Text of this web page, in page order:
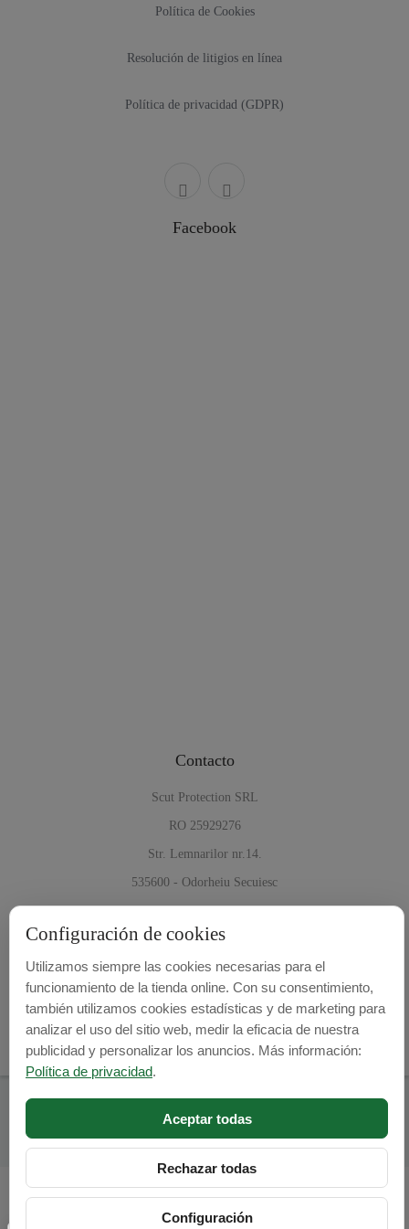
Política de Cookies
Resolución de litigios en línea
Política de privacidad (GDPR)
Facebook
Contacto
Scut Protection SRL
RO 25929276
Str. Lemnarilor nr.14.
535600 - Odorheiu Secuiesc
Harghita, Romania
Site: www.cubrecarter.com
Cubre Carter - © 2026
Programed By
Configuración de cookies
Utilizamos siempre las cookies necesarias para el
funcionamiento de la tienda online. Con su consentimiento,
también utilizamos cookies estadísticas y de marketing para
analizar el uso del sitio web, medir la eficacia de nuestra
publicidad y personalizar los anuncios. Más información:
Política de privacidad.
Aceptar todas
Rechazar todas
Configuración